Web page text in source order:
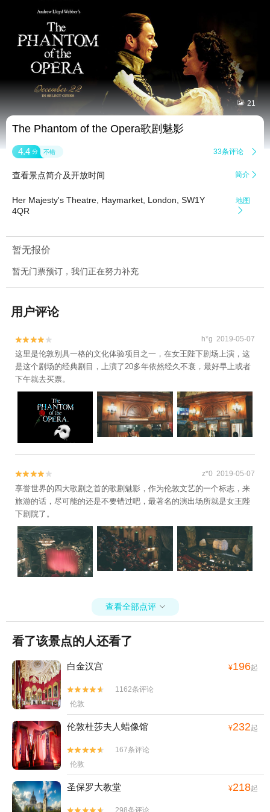
 21
The Phantom of the Opera歌剧魅影
4.4 分 不错 33条评论 
查看景点简介及开放时间 简介 
Her Majesty's Theatre, Haymarket, London, SW1Y
4QR
地图

暂无报价
暂无门票预订，我们正在努力补充
用户评论

 h*g 2019-05-07
这里是伦敦别具一格的文化体验项目之一，在女王陛下剧场上演，这
是这个剧场的经典剧目，上演了20多年依然经久不衰，最好早上或者
下午就去买票。

 z*0 2019-05-07
享誉世界的四大歌剧之首的歌剧魅影，作为伦敦文艺的一个标志，来
旅游的话，尽可能的还是不要错过吧，最著名的演出场所就是女王陛
下剧院了。
查看全部点评 
看了该景点的人还看了
白金汉宫 ¥196起


1162条评论
伦敦
伦敦杜莎夫人蜡像馆 ¥232起


167条评论
伦敦
圣保罗大教堂 ¥218起

 298条评论